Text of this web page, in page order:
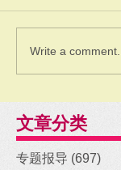
Write a comment...
文章分类
专题报导 (697)